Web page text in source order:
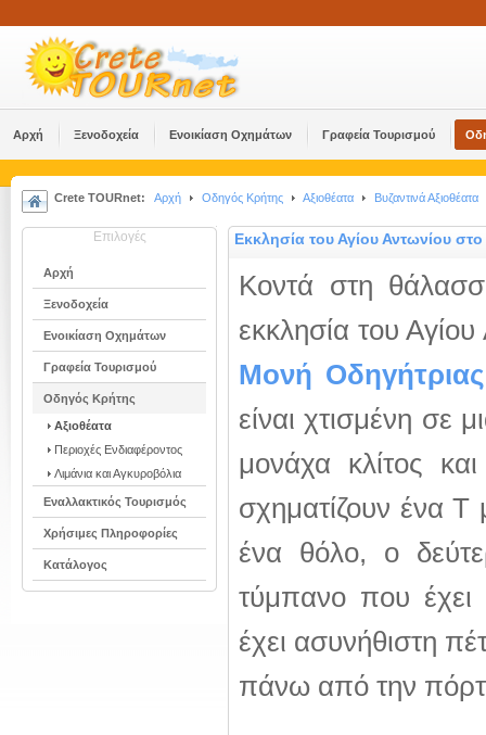
Αρχή Ξενοδοχεία Ενοικίαση Οχημάτων Γραφεία Τουρισμού
Crete TOURnet: Αρχή Οδηγός Κρήτης Αξιοθέατα Βυζαντινά Αξιοθέατα
Επιλογές
Αρχή
Ξενοδοχεία
Ενοικίαση Οχημάτων
Γραφεία Τουρισμού
Οδηγός Κρήτης
Αξιοθέατα
Περιοχές Ενδιαφέροντος
Λιμάνια και Αγκυροβόλια
Εναλλακτικός Τουρισμός
Χρήσιμες Πληροφορίες
Κατάλογος
Εκκλησία του Αγίου Αντωνίου
Κοντά στη
εκκλησία του
Μονή Οδηγήτριας
είναι χτισμένη σε
μονάχα κλίτος
σχηματίζουν ένα Τ
ένα θόλο, ο
τύμπανο που
έχει ασυνήθιστη
πάνω από την